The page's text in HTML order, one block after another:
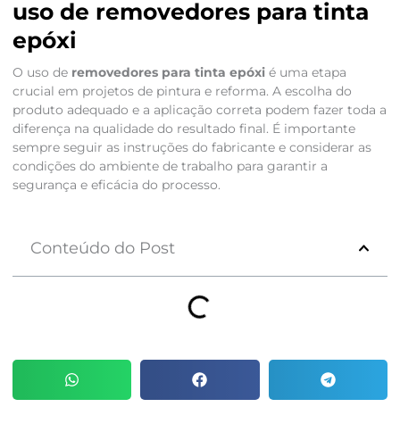
uso de removedores para tinta
epóxi
O uso de removedores para tinta epóxié uma etapa
crucial em projetos de pintura e reforma. A escolha do
produto adequado e a aplicação correta podem fazer toda a
diferença na qualidade do resultado final. É importante
sempre seguir as instruções do fabricante e considerar as
condições do ambiente de trabalho para garantir a
segurança e eficácia do processo.
Conteúdo do Post